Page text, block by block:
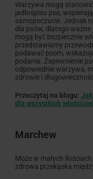
Warzywa mogą
jadłospisu psa,
samopoczucie. Jednak
dla psów, dlatego
mogą być bezpiecznie
przedstawiamy
podawać psom,
podania. Zapewnienie
odpowiednie warzywa,
zdrowie i
Przeczytaj na blogu:
dla wszystkich
Marchew
Może w małych
zdrowa przekąska